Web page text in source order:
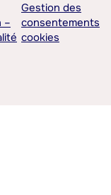
–
Gestion des
consentements
cookies